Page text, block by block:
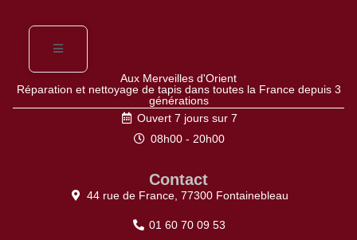
Aux Merveilles d'Orient
Réparation et nettoyage de tapis dans toutes la France depuis 3
générations
Ouvert 7 jours sur 7
08h00 - 20h00
Contact
44 rue de France, 77300 Fontainebleau
01 60 70 09 53